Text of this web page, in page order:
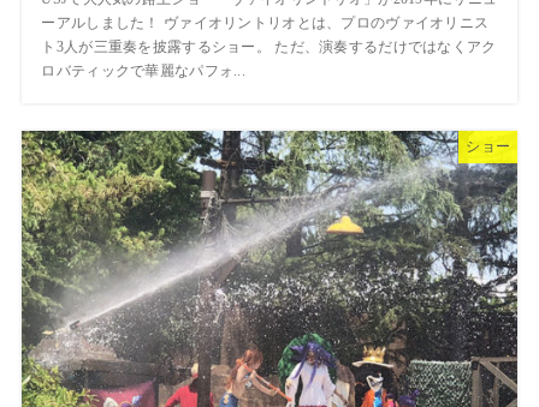
ーアルしました！ ヴァイオリントリオとは、プロのヴァイオリニス
ト3人が三重奏を披露するショー。 ただ、演奏するだけではなくアク
ロバティックで華麗なパフォ...
ショー